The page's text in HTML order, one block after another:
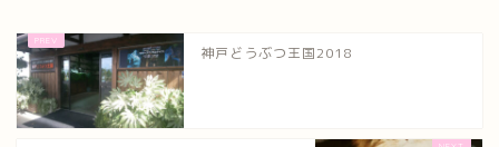
神戸どうぶつ王国2018